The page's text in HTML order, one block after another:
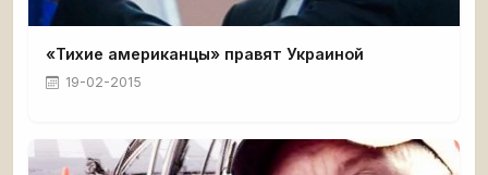
«Тихие американцы» правят Украиной
19-02-2015